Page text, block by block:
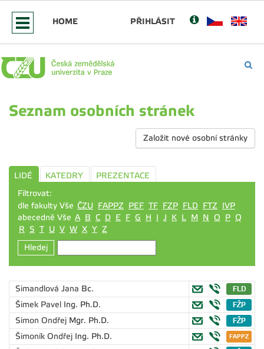
HOME PŘIHLÁSIT
Seznam osobních stránek
Založit nové osobní stránky
LIDÉ KATEDRY
PREZENTACE
Filtrovat:
dle fakulty Vše ČZU FAPPZ PEF TF FZP FLD FTZ IVP
abecedně Vše A B C D E F G H I J K L M N O P Q
R S T U V W X Y Z
Hledej
Simandlová Jana Bc.
Šimek Pavel Ing. Ph.D.
Simon Ondřej Mgr. Ph.D.
Šimoník Ondřej Ing. Ph.D.